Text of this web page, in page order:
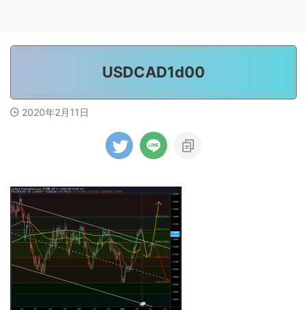
USDCAD1d00
2020年2月11日